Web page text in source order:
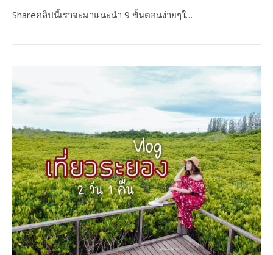
Shareคลิปนี้เราจะมาแนะนำ 9 ขั้นตอนง่ายๆใ…